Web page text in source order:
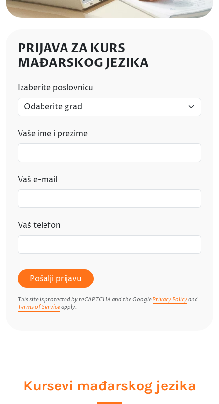
PRIJAVA ZA KURS
MAĐARSKOG JEZIKA
Izaberite poslovnicu
Vaše ime i prezime
Vaš e-mail
Vaš telefon
Pošalji prijavu
This site is protected by reCAPTCHA and the Google Privacy Policyand
Terms of Serviceapply.
Kursevi mađarskog jezika